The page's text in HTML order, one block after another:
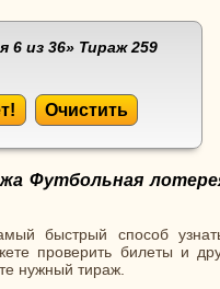
6 из 36» Тираж 259
Очистить
Футбольная
быстрый способ
проверить билеты и
нужный тираж.